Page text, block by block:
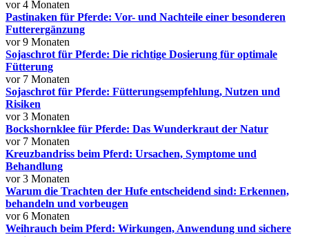
vor 4 Monaten
Pastinaken für Pferde: Vor- und Nachteile einer besonderen
Futterergänzung
vor 9 Monaten
Sojaschrot für Pferde: Die richtige Dosierung für optimale
Fütterung
vor 7 Monaten
Sojaschrot für Pferde: Fütterungsempfehlung, Nutzen und
Risiken
vor 3 Monaten
Bockshornklee für Pferde: Das Wunderkraut der Natur
vor 7 Monaten
Kreuzbandriss beim Pferd: Ursachen, Symptome und
Behandlung
vor 3 Monaten
Warum die Trachten der Hufe entscheidend sind: Erkennen,
behandeln und vorbeugen
vor 6 Monaten
Weihrauch beim Pferd: Wirkungen, Anwendung und sichere